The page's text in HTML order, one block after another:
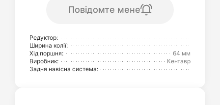
Повідомте мене
Редуктор:
Ширина колії:
Хід поршня:
64 мм
Виробник:
Кентавр
Задня навісна система: